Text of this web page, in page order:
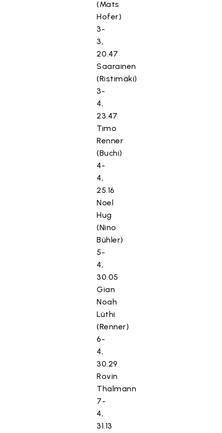
(Mats
Hofer)
3-
3,
20.47
Saarainen
(Ristimäki)
3-
4,
23.47
Timo
Renner
(Buchi)
4-
4,
25.16
Noel
Hug
(Nino
Bühler)
5-
4,
30.05
Gian
Noah
Lüthi
(Renner)
6-
4,
30.29
Rovin
Thalmann
7-
4,
31.13